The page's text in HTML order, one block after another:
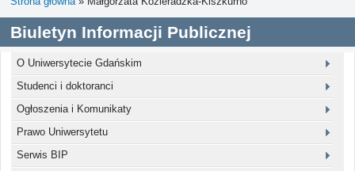
Biuletyn Informacji Publicznej
O Uniwersytecie Gdańskim
Studenci i doktoranci
Ogłoszenia i Komunikaty
Prawo Uniwersytetu
Serwis BIP